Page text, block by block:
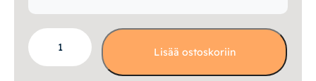
Aini
Premium
jenkkisänky
Lisää ostoskoriin